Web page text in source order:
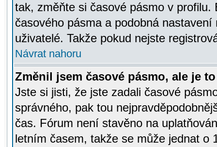
tak, změňte si časové pásmo v
časového pásma a podobná
uživatelé. Takže pokud nejste
Návrat nahoru
Změnil jsem časové pásmo, ale je
Jste si jisti, že jste zadali časové
správného, pak tou
čas. Fórum není stavěno na
letním časem, takže se může jednat o